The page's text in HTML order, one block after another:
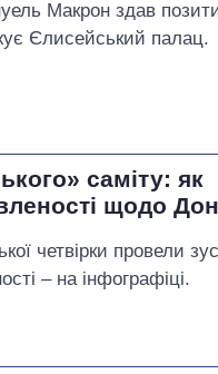
Макрон здав
Єлисейський палац.
саміту: як
щодо
четвірки провели
– на інфографіці.